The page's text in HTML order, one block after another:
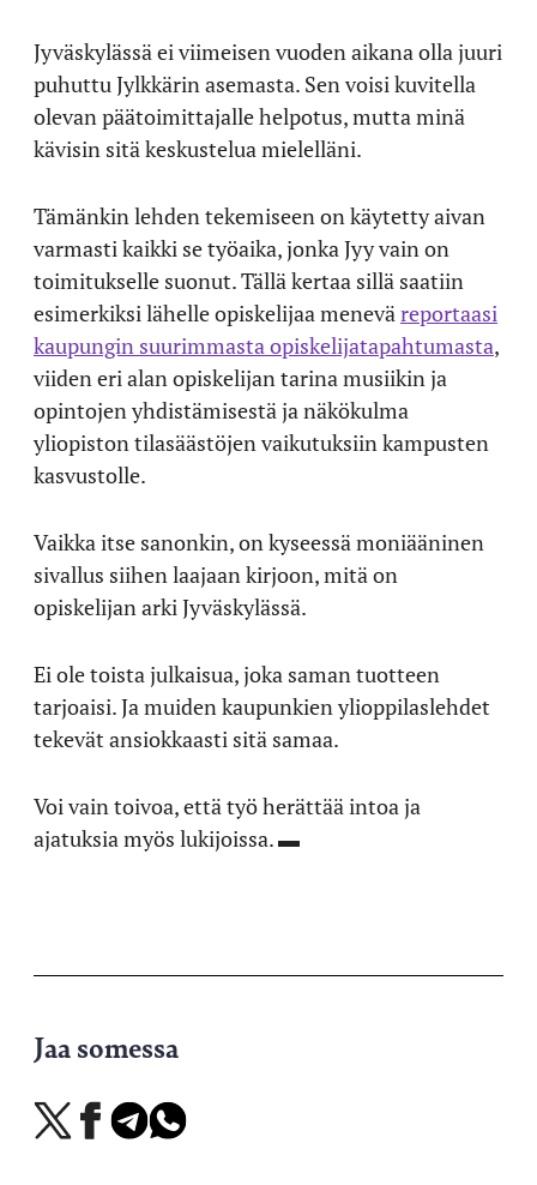
Jyväskylässä ei viimeisen vuoden aikana olla juuri
puhuttu Jylkkärin asemasta. Sen voisi kuvitella
olevan päätoimittajalle helpotus, mutta minä
kävisin sitä keskustelua mielelläni.
Tämänkin lehden tekemiseen on käytetty aivan
varmasti kaikki se työaika, jonka Jyy vain on
toimitukselle suonut. Tällä kertaa sillä saatiin
esimerkiksi lähelle opiskelijaa meneväreportaasi
kaupungin suurimmasta opiskelijatapahtumasta,
viiden eri alan opiskelijan tarina musiikin ja
opintojen yhdistämisestä ja näkökulma
yliopiston tilasäästöjen vaikutuksiin kampusten
kasvustolle.
Vaikka itse sanonkin, on kyseessä moniääninen
sivallus siihen laajaan kirjoon, mitä on
opiskelijan arki Jyväskylässä.
Ei ole toista julkaisua, joka saman tuotteen
tarjoaisi. Ja muiden kaupunkien ylioppilaslehdet
tekevät ansiokkaasti sitä samaa.
Voi vain toivoa, että työ herättää intoa ja
ajatuksia myös lukijoissa. ▬
Jaa somessa
Jaa
X-
Jaa
Facebookissa
Jaa
Telegramissa
Jaa
WhatsAppissa